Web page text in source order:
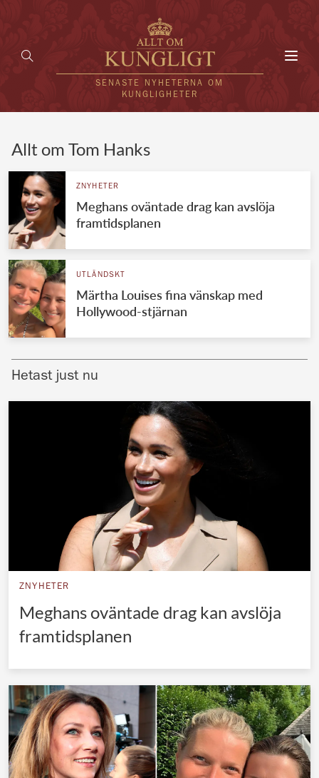
SENASTE NYHETERNA OM
KUNGLIGHETER
UTLÄNDSKT
VÄRLDENS KUNGAHUS
Svenska kungahuset
Brittiska kungahuset
Nederländska kungahuset
Belgiska kungahuset
Jordanska kungahuset
Luxemburgska storhertighuset
Japanska kejsarhuset
Thailändska kungahuset
Marockanska kungahuset
REDAKTION
Allt om Tom Hanks
ZNYHETER
Meghans oväntade drag kan avslöja
framtidsplanen
UTLÄNDSKT
Märtha Louises fina vänskap med
Hollywood-stjärnan
Hetast just nu
ZNYHETER
Meghans oväntade drag kan avslöja
framtidsplanen